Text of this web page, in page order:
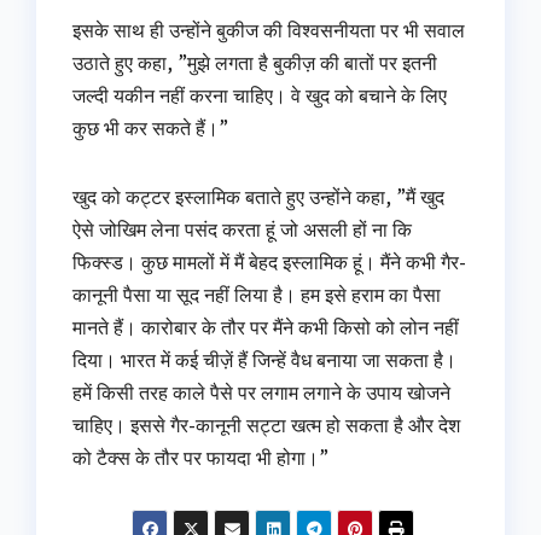
इसके साथ ही उन्‍होंने बुकीज की विश्‍वसनीयता पर भी सवाल
उठाते हुए कहा, ”मुझे लगता है बुकीज़ की बातों पर इतनी
जल्दी यकीन नहीं करना चाहिए। वे खुद को बचाने के लिए
कुछ भी कर सकते हैं।”
खुद को कट्टर इस्‍लामिक बताते हुए उन्‍होंने कहा, ”मैं खुद
ऐसे जोखिम लेना पसंद करता हूं जो असली हों ना कि
फिक्स्ड। कुछ मामलों में मैं बेहद इस्लामिक हूं। मैंने कभी गैर-
कानूनी पैसा या सूद नहीं लिया है। हम इसे हराम का पैसा
मानते हैं। कारोबार के तौर पर मैंने कभी किसो को लोन नहीं
दिया। भारत में कई चीज़ें हैं जिन्हें वैध बनाया जा सकता है।
हमें किसी तरह काले पैसे पर लगाम लगाने के उपाय खोजने
चाहिए। इससे गैर-कानूनी सट्टा खत्म हो सकता है और देश
को टैक्स के तौर पर फायदा भी होगा।”